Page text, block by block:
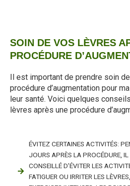
SOIN DE VOS LÈVRES
PROCÉDURE
Il est important de prendre soin
procédure d’augmentation pour
leur santé. Voici quelques
lèvres après une procédure
ÉVITEZ CERTAINES ACTIVITÉS:
JOURS APRÈS LA PROCÉDURE,
CONSEILLÉ D’ÉVITER LES
FATIGUER OU IRRITER LES